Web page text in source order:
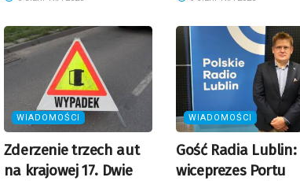
WIADOMOŚCI
Zderzenie trzech aut
na krajowej 17. Dwie
WIADOMOŚCI
Gość Radia Lublin:
wiceprezes Portu